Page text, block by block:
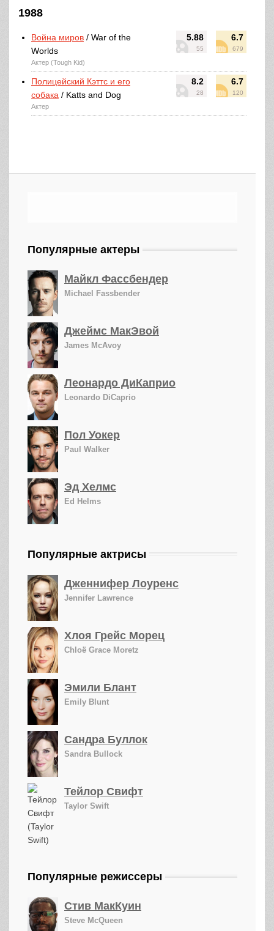
1988
5.88
55
6.7
679
Война миров / War of the
Worlds
Актер (Tough Kid)
8.2
28
6.7
120
Полицейский Кэттс и его
собака / Katts and Dog
Актер
Популярные актеры
Майкл Фассбендер
Michael Fassbender
Джеймс МакЭвой
James McAvoy
Леонардо ДиКаприо
Leonardo DiCaprio
Пол Уокер
Paul Walker
Эд Хелмс
Ed Helms
Популярные актрисы
Дженнифер Лоуренс
Jennifer Lawrence
Хлоя Грейс Морец
Chloë Grace Moretz
Эмили Блант
Emily Blunt
Сандра Буллок
Sandra Bullock
Тейлор Свифт
Taylor Swift
Популярные режиссеры
Стив МакКуин
Steve McQueen